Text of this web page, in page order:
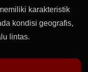
karakteristik
kondisi geografis,
lintas.